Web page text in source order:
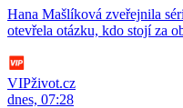
Hana Mašlíková zveřejnila
otevřela otázku, kdo stojí za
VIPživot.cz
dnes, 07:28